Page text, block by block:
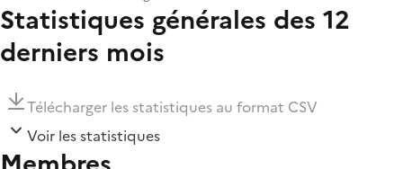
Statistiques générales des 12
derniers mois
Télécharger les statistiques au format CSV
Voir les statistiques